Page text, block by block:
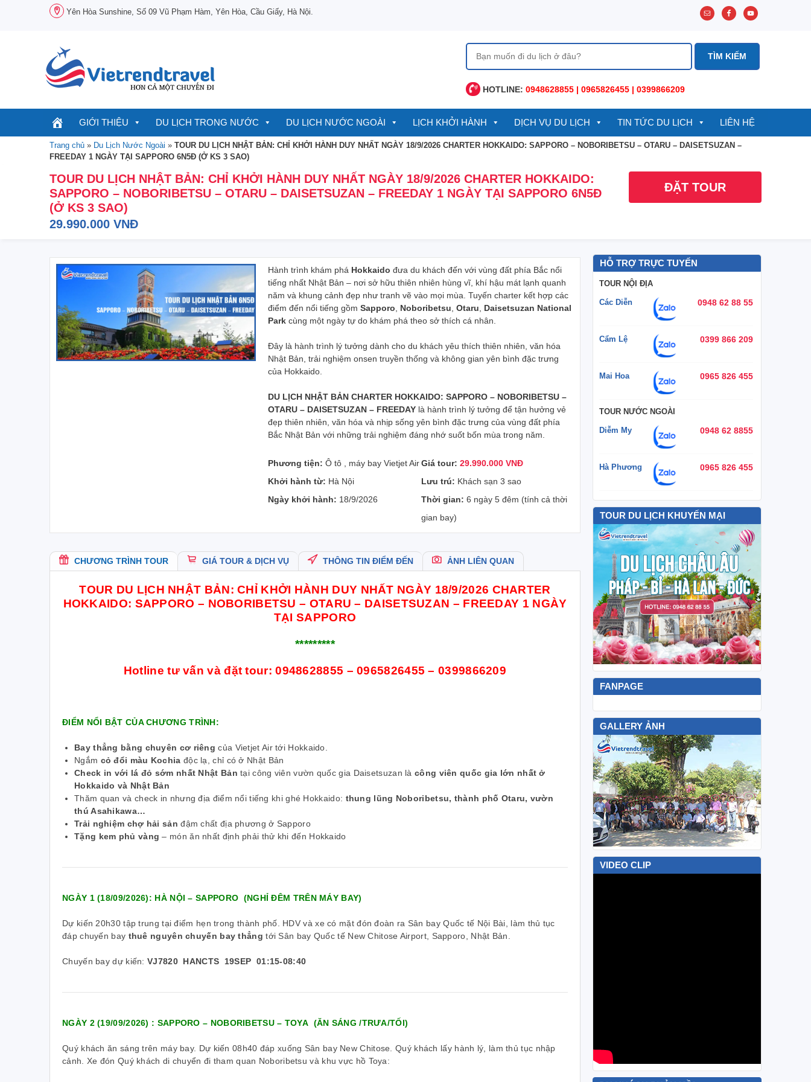
Yên Hòa Sunshine, Số 09 Vũ Phạm Hàm, Yên Hòa, Cầu Giấy, Hà Nội.
Tìm
kiếm
HOTLINE: 0948628855 | 0965826455 | 0399866209
GIỚI THIỆU DU LỊCH TRONG NƯỚC DU LỊCH NƯỚC NGOÀI LỊCH KHỞI HÀNH DỊCH VỤ DU LỊCH TIN TỨC DU LỊCH LIÊN HỆ
Trang chủ » Du Lịch Nước Ngoài » TOUR DU LỊCH NHẬT BẢN: CHỈ KHỞI HÀNH DUY NHẤT NGÀY 18/9/2026 CHARTER HOKKAIDO: SAPPORO – NOBORIBETSU – OTARU – DAISETSUZAN –
FREEDAY 1 NGÀY TẠI SAPPORO 6N5Đ (Ở KS 3 SAO)
TOUR DU LỊCH NHẬT BẢN: CHỈ KHỞI HÀNH DUY NHẤT NGÀY 18/9/2026 CHARTER HOKKAIDO:
SAPPORO – NOBORIBETSU – OTARU – DAISETSUZAN – FREEDAY 1 NGÀY TẠI SAPPORO 6N5Đ
(Ở KS 3 SAO)
29.990.000 VNĐ
ĐẶT TOUR
Hành trình khám phá Hokkaido đưa du khách đến với vùng đất phía Bắc nổi
tiếng nhất Nhật Bản – nơi sở hữu thiên nhiên hùng vĩ, khí hậu mát lạnh quanh
năm và khung cảnh đẹp như tranh vẽ vào mọi mùa. Tuyến charter kết hợp các
điểm đến nổi tiếng gồmSapporo Noboribetsu ,Otaru
Daisetsuzan National
Park cùng một ngày tự do khám phá theo sở thích cá nhân.
Đây là hành trình lý tưởng dành cho du khách yêu thích thiên nhiên, văn hóa
Nhật Bản, trải nghiệm onsen truyền thống và không gian yên bình đặc trưng
của Hokkaido.
DU LỊCH NHẬT BẢN CHARTER HOKKAIDO: SAPPORO – NOBORIBETSU –
OTARU – DAISETSUZAN – FREEDAY là hành trình lý tưởng để tận hưởng vẻ
đẹp thiên nhiên, văn hóa và nhịp sống yên bình đặc trưng của vùng đất phía
Bắc Nhật Bản với những trải nghiệm đáng nhớ suốt bốn mùa trong năm.
Phương tiện:Ô tô , máy bay Vietjet AirGiá tour: 29.990.000 VNĐ
Khởi hành từ: Hà Nội Lưu trú: Khách sạn 3 sao
Ngày khởi hành: 18/9/2026 Thời gian: 6 ngày 5 đêm (tính cả thời
gian bay)
CHƯƠNG TRÌNH TOUR GIÁ TOUR & DỊCH VỤ THÔNG TIN ĐIỂM ĐẾN ẢNH LIÊN QUAN
TOUR DU LỊCH NHẬT BẢN: CHỈ KHỞI HÀNH DUY NHẤT NGÀY 18/9/2026 CHARTER
HOKKAIDO: SAPPORO – NOBORIBETSU – OTARU – DAISETSUZAN – FREEDAY 1 NGÀY
TẠI SAPPORO
*********
Hotline tư vấn và đặt tour:0948628855 – 0965826455 – 0399866209
ĐIỂM NỔI BẬT CỦA CHƯƠNG TRÌNH:
Bay thẳng bằng chuyên cơ riêng của Vietjet Air tới Hokkaido.
Ngắm cỏ đổi màu Kochia độc lạ, chỉ có ở Nhật Bản
Check in với lá đỏ sớm nhất Nhật Bản tại công viên vườn quốc gia Daisetsuzan làcông viên quốc gia lớn nhất ở
Hokkaido và Nhật Bản
Thăm quan và check in nhưng địa điểm nổi tiếng khi ghé Hokkaido: thung lũng Noboribetsu, thành phố Otaru, vườn
thú Asahikawa…
Trải nghiệm chợ hải sản đậm chất địa phương ở Sapporo
Tặng kem phủ vàng – món ăn nhất định phải thử khi đến Hokkaido
NGÀY 1 (18/09/2026): HÀ NỘI – SAPPORO (NGHỈ ĐÊM TRÊN MÁY BAY)
Dự kiến 20h30 tập trung tại điểm hẹn trong thành phố. HDV và xe có mặt đón đoàn ra Sân bay Quốc tế Nội Bài, làm thủ tục
đáp chuyến bay thuê nguyên chuyến bay thẳng tới Sân bay Quốc tế New Chitose Airport, Sapporo, Nhật Bản.
Chuyến bay dự kiến: VJ7820 HANCTS 19SEP 01:15-08:40
NGÀY 2 (19/09/2026) : SAPPORO – NOBORIBETSU – TOYA (ĂN SÁNG /TRƯA/TỐI)
Quý khách ăn sáng trên máy bay. Dự kiến 08h40 đáp xuống Sân bay New Chitose. Quý khách lấy hành lý, làm thủ tục nhập
cảnh. Xe đón Quý khách di chuyển đi tham quan Noboribetsu và khu vực hồ Toya:
HỖ TRỢ TRỰC TUYẾN
TOUR NỘI ĐỊA
Các Diễn 0948 62 88 55
Cẩm Lệ 0399 866 209
Mai Hoa 0965 826 455
TOUR NƯỚC NGOÀI
Diễm My 0948 62 8855
Hà Phương 0965 826 455
TOUR DU LỊCH KHUYẾN MẠI
FANPAGE
GALLERY ẢNH
VIDEO CLIP